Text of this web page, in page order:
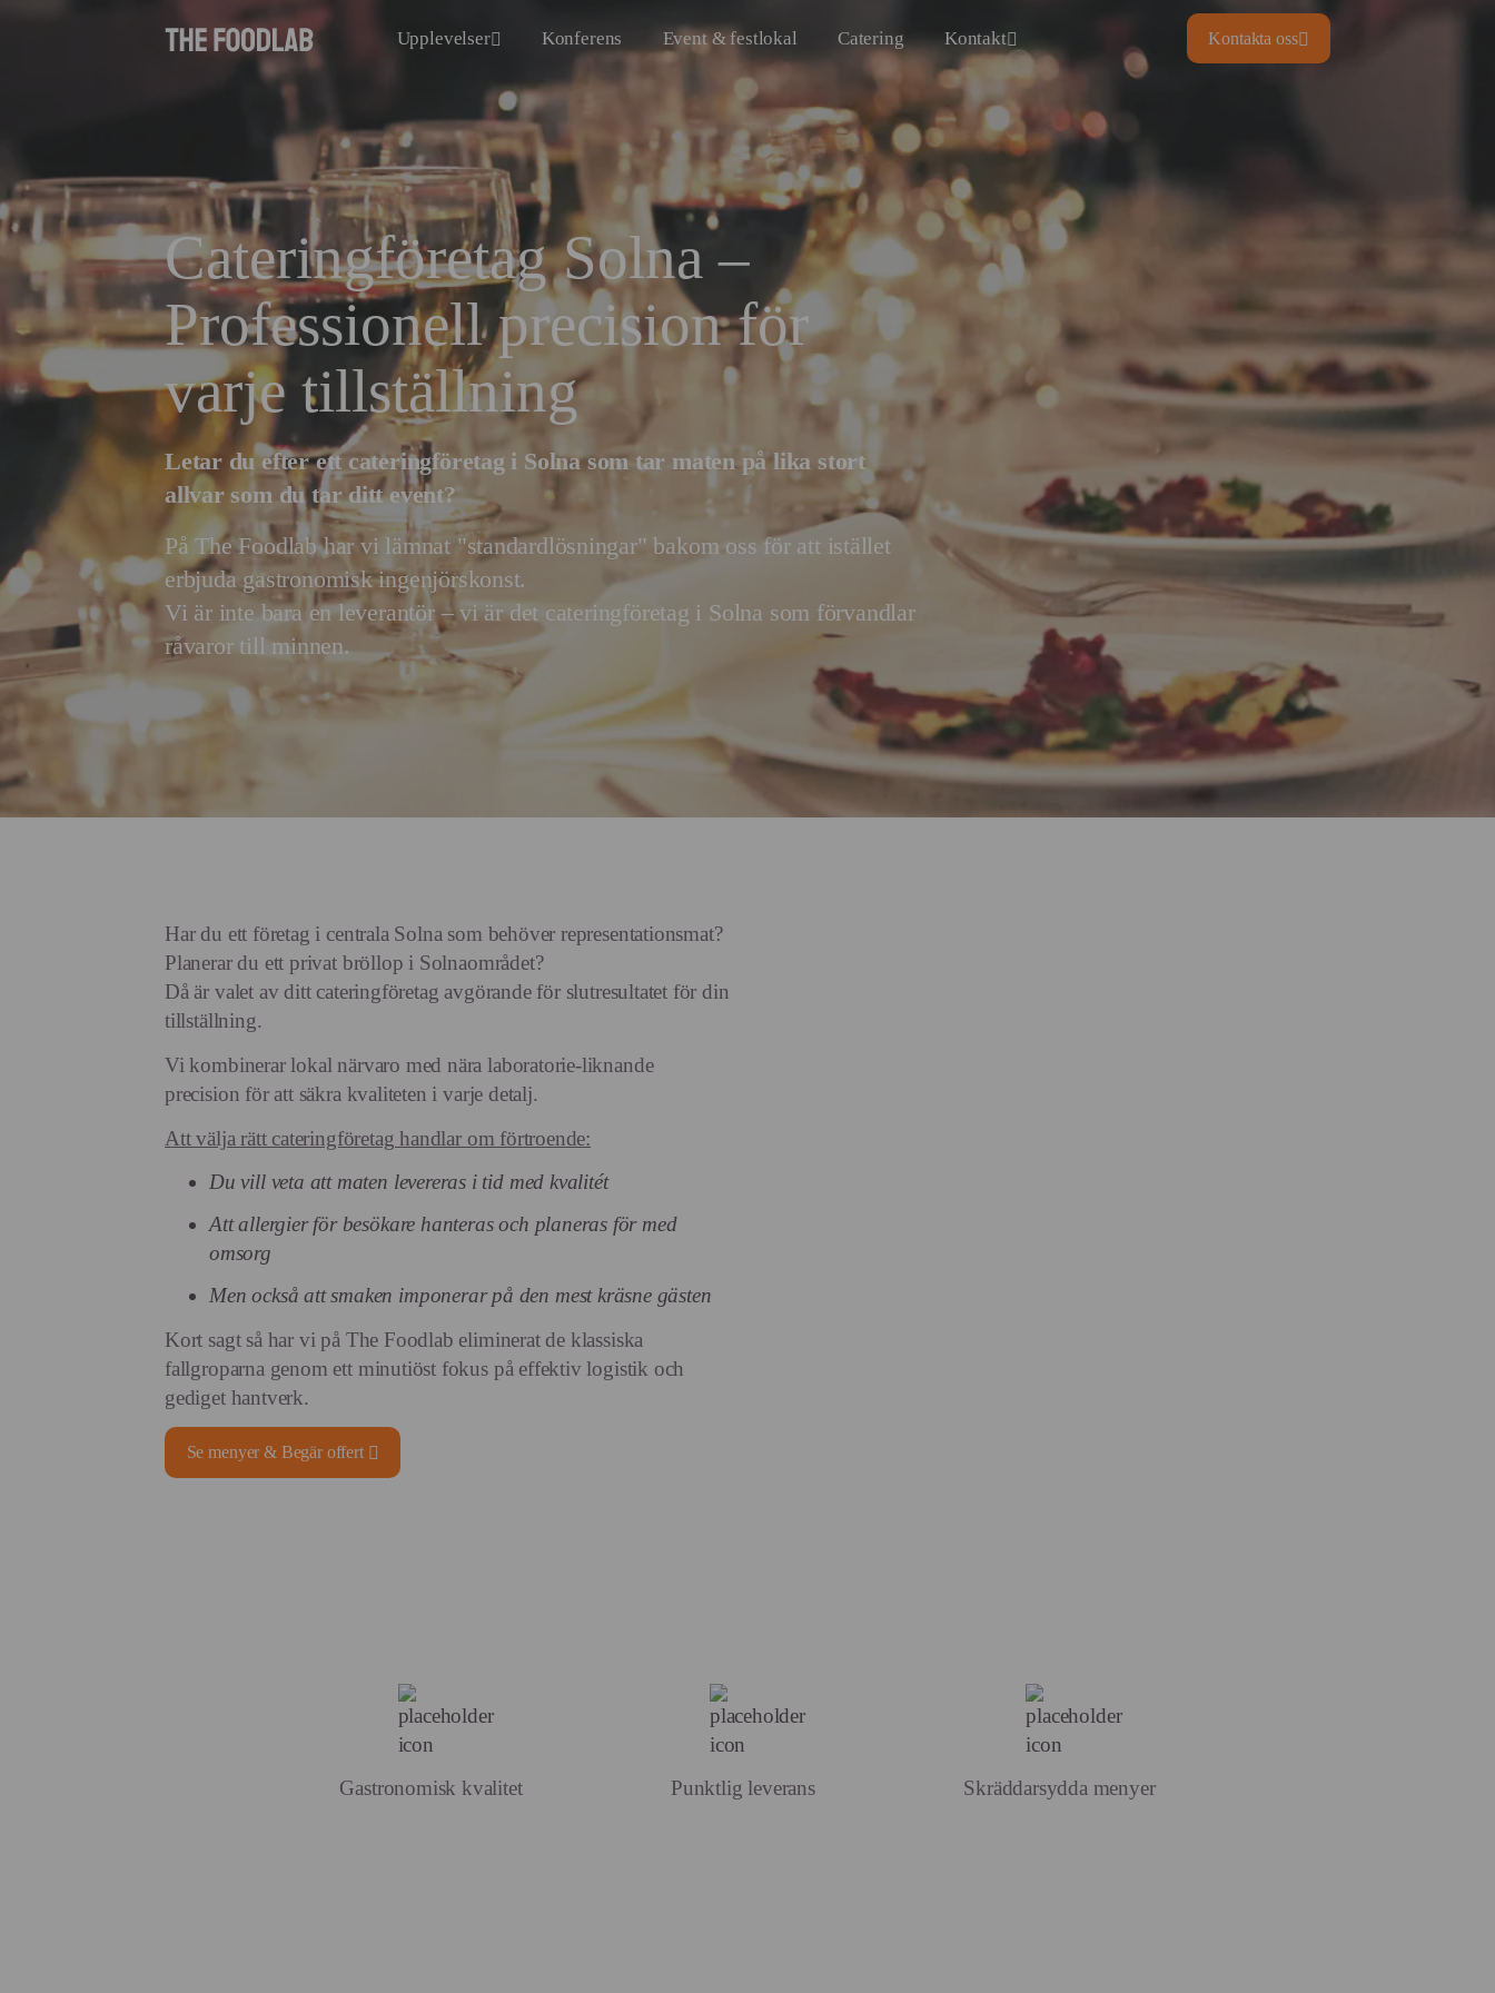
Upplevelser Konferens Event & festlokal Catering Kontakt Kontakta oss
Cateringföretag Solna –
Professionell precision för
varje tillställning
Letar du efter ett cateringföretag i Solna som tar maten på lika stort
allvar som du tar ditt event?
På The Foodlab har vi lämnat "standardlösningar" bakom oss för att istället
erbjuda gastronomisk ingenjörskonst.
Vi är inte bara en leverantör – vi är det cateringföretag i Solna som förvandlar
råvaror till minnen.
Har du ett företag i centrala Solna som behöver representationsmat?
Planerar du ett privat bröllop i Solnaområdet?
Då är valet av ditt cateringföretag avgörande för slutresultatet för din
tillställning.
Vi kombinerar lokal närvaro med nära laboratorie-liknande
precision för att säkra kvaliteten i varje detalj.
Att välja rätt cateringföretag handlar om förtroende:
Du vill veta att maten levereras i tid med kvalitét
Att allergier för besökare hanteras och planeras för med
omsorg
Men också att smaken imponerar på den mest kräsne gästen
Kort sagt så har vi på The Foodlab eliminerat de klassiska
fallgroparna genom ett minutiöst fokus på effektiv logistik och
gediget hantverk.
Se menyer & Begär offert
Gastronomisk kvalitet Punktlig leverans Skräddarsydda menyer